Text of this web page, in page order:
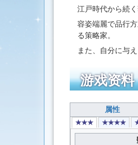
江戸時代から続
容姿端麗で品行
る策略家。
また、自分に与
游戏资料
属性
★★★ ★★★★